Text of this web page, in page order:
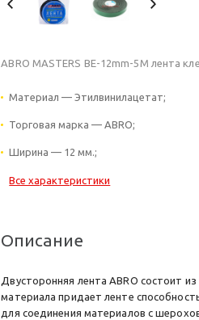
ABRO MASTERS BE-12mm-5M лента
Материал — Этилвинилацетат;
Торговая марка — ABRO;
Ширина — 12 мм.;
Все характеристики
Описание
Двусторонняя лента АBRO состоит
материала придает ленте
для соединения материалов с